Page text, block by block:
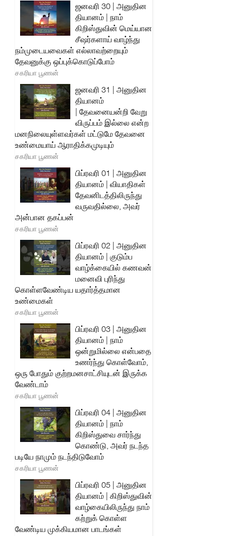
ஜனவரி 30 | அனுதின
தியானம் | நாம்
கிறிஸ்துவின் மெய்யான
சீஷர்களாய் வாழ்ந்து
நம்முடையவைகள் எல்லாவற்றையும்
தேவனுக்கு ஒப்புக்கொடுப்போம்
சகரியா பூணன்
ஜனவரி 31 | அனுதின
தியானம்
| தேவனையன்றி வேறு
விருப்பம் இல்லை என்ற
மனநிலையுள்ளவர்கள் மட்டுமே தேவனை
உண்மையாய் ஆராதிக்கமுடியும்
சகரியா பூணன்
பிப்ரவரி 01 | அனுதின
தியானம் | வியாதிகள்
தேவனிடத்திலிருந்து
வருவதில்லை, அவர்
அன்பான தகப்பன்
சகரியா பூணன்
பிப்ரவரி 02 | அனுதின
தியானம் | குடும்ப
வாழ்க்கையில் கணவன்
மனைவி புரிந்து
கொள்ளவேண்டிய யதார்த்தமான
உண்மைகள்
சகரியா பூணன்
பிப்ரவரி 03 | அனுதின
தியானம் | நாம்
ஒன்றுமில்லை என்பதை
உணர்ந்து கொள்வோம்,
ஒரு போதும் குற்றமனசாட்சியுடன் இருக்க
வேண்டாம்
சகரியா பூணன்
பிப்ரவரி 04 | அனுதின
தியானம் | நாம்
கிறிஸ்துவை சார்ந்து
கொண்டு, அவர் நடந்த
படியே நாமும் நடந்திடுவோம்
சகரியா பூணன்
பிப்ரவரி 05 | அனுதின
தியானம் | கிறிஸ்துவின்
வாழ்கையிலிருந்து நாம்
கற்றுக் கொள்ள
வேண்டிய முக்கியமான பாடங்கள்